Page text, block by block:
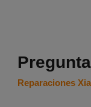
Reparaciones